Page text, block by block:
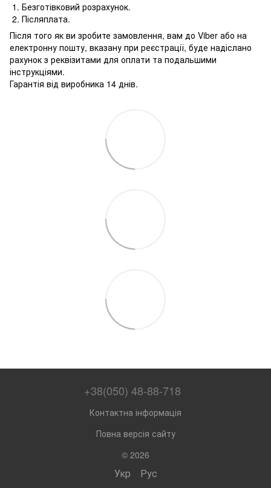
1. Безготівковий розрахунок.
2. Післяплата.
Після того як ви зробите замовлення, вам до Viber або на
електронну пошту, вказану при реєстрації, буде надіслано
рахунок з реквізитами для оплати та подальшими
інструкціями.
Гарантія від виробника 14 днів.
+38(050) 48-88-718
Контактна інформація
Повна версія сайту
© 2026
Укр Рус